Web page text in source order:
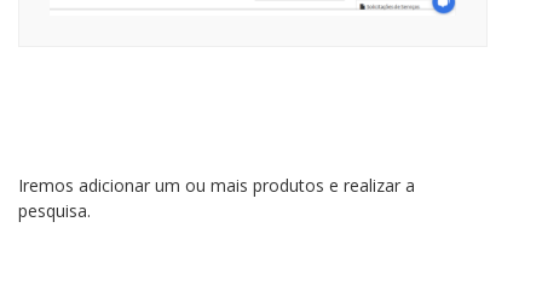
Iremos adicionar um ou mais produtos e realizar a
pesquisa.